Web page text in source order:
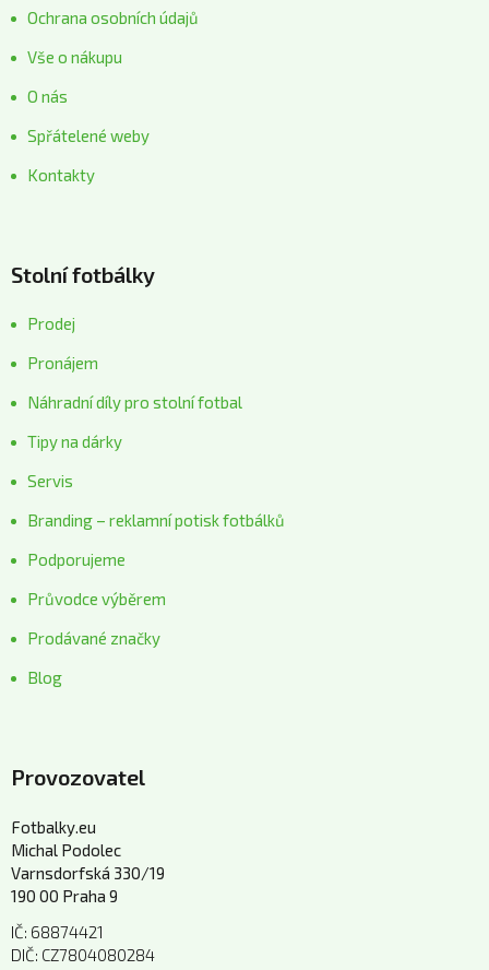
Ochrana osobních údajů
Vše o nákupu
O nás
Spřátelené weby
Kontakty
Stolní fotbálky
Prodej
Pronájem
Náhradní díly pro stolní fotbal
Tipy na dárky
Servis
Branding – reklamní potisk fotbálků
Podporujeme
Průvodce výběrem
Prodávané značky
Blog
Provozovatel
Fotbalky.eu
Michal Podolec
Varnsdorfská 330/19
190 00 Praha 9
IČ: 68874421
DIČ: CZ7804080284